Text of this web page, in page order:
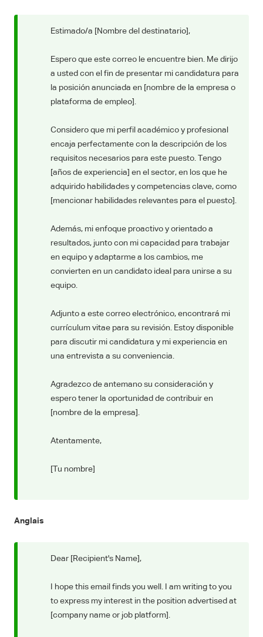
Estimado/a [Nombre del destinatario],
Espero que este correo le encuentre bien. Me dirijo
a usted con el fin de presentar mi candidatura para
la posición anunciada en [nombre de la empresa o
plataforma de empleo].
Considero que mi perfil académico y profesional
encaja perfectamente con la descripción de los
requisitos necesarios para este puesto. Tengo
[años de experiencia] en el sector, en los que he
adquirido habilidades y competencias clave, como
[mencionar habilidades relevantes para el puesto].
Además, mi enfoque proactivo y orientado a
resultados, junto con mi capacidad para trabajar
en equipo y adaptarme a los cambios, me
convierten en un candidato ideal para unirse a su
equipo.
Adjunto a este correo electrónico, encontrará mi
currículum vitae para su revisión. Estoy disponible
para discutir mi candidatura y mi experiencia en
una entrevista a su conveniencia.
Agradezco de antemano su consideración y
espero tener la oportunidad de contribuir en
[nombre de la empresa].
Atentamente,
[Tu nombre]
Anglais
Dear [Recipient's Name],
I hope this email finds you well. I am writing to you
to express my interest in the position advertised at
[company name or job platform].